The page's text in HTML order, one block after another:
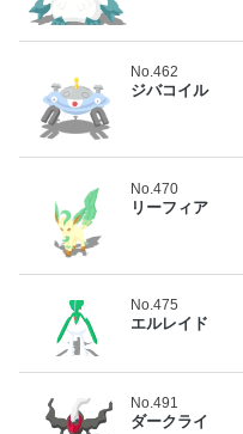
No.462
ジバコイル
No.470
リーフィア
No.475
エルレイド
No.491
ダークライ